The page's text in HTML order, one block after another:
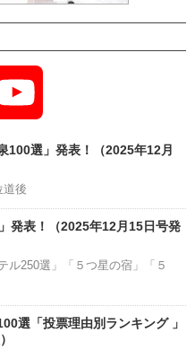
Channel
100選」発表！（2025年12月
道後
発表！（2025年12月15日号発
ル250選」「５つ星の宿」「５
選「投票理由別ランキング 」